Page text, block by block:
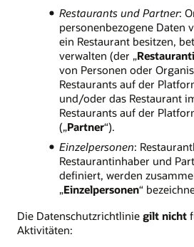
Restaurants und Partner:
personenbezogene Daten
ein Restaurant besitzen,
verwalten (der „
von Personen oder
Restaurants auf der
und/oder das Restaurant
Restaurants auf der
(„Partner“).
Einzelpersonen:
Restaurantinhaber und
definiert, werden
„Einzelpersonen“
Die Datenschutzrichtlinie gilt nicht
Aktivitäten: